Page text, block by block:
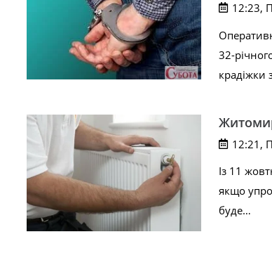
12:23,
32-
крадіжки
12:21,
Із 11
якщо
буде…